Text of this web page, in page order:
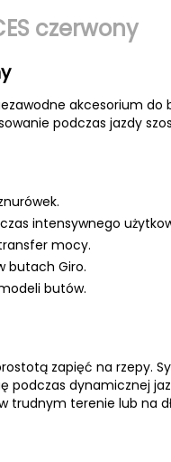
czerwony
akcesorium
podczas jazdy
intensywnego
mocy.
butach Giro.
butów.
zapięć na rzepy.
podczas dynamicznej
trudnym terenie lub na